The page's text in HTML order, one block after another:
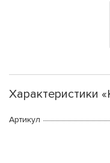
Характеристики
Артикул